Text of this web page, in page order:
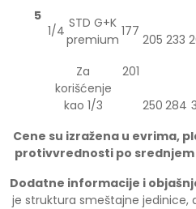
5
1/4 STD G+K
premium
177
205 233
Za
korišćenje
kao 1/3
201
250 284
Cene su izražena u evrima,
protivvrednosti po srednjem
Dodatne informacije i
je struktura smeštajne jedinice,